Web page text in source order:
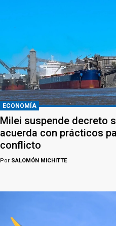
ECONOMÍA
Milei suspende decreto
acuerda con prácticos
conflicto
Por SALOMÓN MICHITTE